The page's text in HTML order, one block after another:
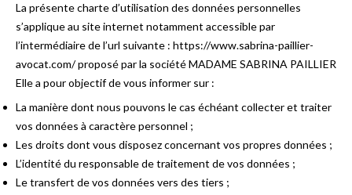
La présente charte d’utilisation des données personnelles
s’applique au site internet notamment accessible par
l’intermédiaire de l’url suivante : https://www.sabrina-paillier-
avocat.com/ proposé par la société MADAME SABRINA PAILLIER
Elle a pour objectif de vous informer sur :
La manière dont nous pouvons le cas échéant collecter et traiter
vos données à caractère personnel ;
Les droits dont vous disposez concernant vos propres données ;
L’identité du responsable de traitement de vos données ;
Le transfert de vos données vers des tiers ;